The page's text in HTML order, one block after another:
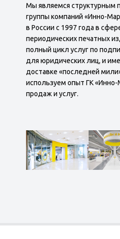
Мы являемся структурным
группы компаний «Инно-
в России с 1997 года в
периодических печатных
полный цикл услуг по
для юридических лиц, и
доставке «последней
используем опыт ГК
продаж и услуг.